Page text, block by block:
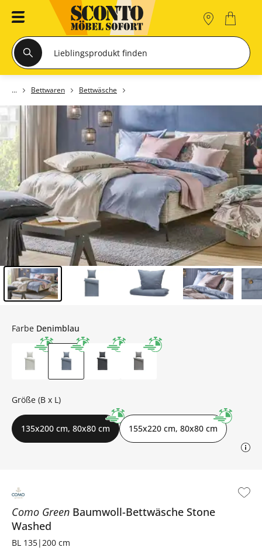
Bettwaren Bettwäsche
Como Green Baumwoll-Bettwäsche Stone
Washed
BL 135|200 cm
Farbe Denimblau
Größe (B x L)
135x200 cm, 80x80 cm 155x220 cm, 80x80 cm